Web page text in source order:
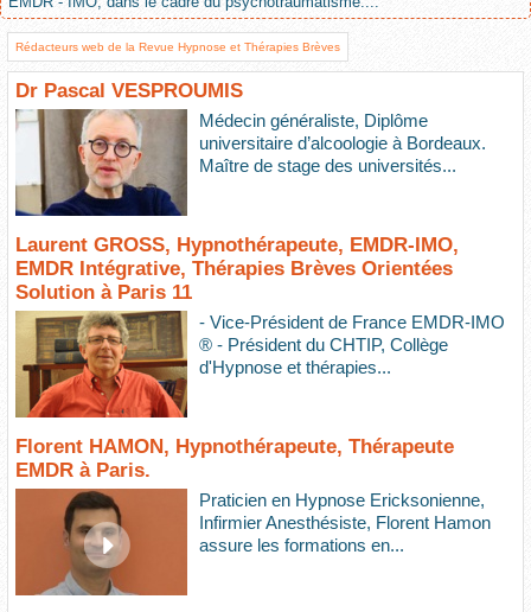
Rédacteurs web de la Revue Hypnose et Thérapies Brèves
Dr Pascal VESPROUMIS
Médecin généraliste, Diplôme
universitaire d’alcoologie à Bordeaux.
Maître de stage des universités...
Laurent GROSS, Hypnothérapeute, EMDR-IMO,
EMDR Intégrative, Thérapies Brèves Orientées
Solution à Paris 11
- Vice-Président de France EMDR-IMO
® - Président du CHTIP, Collège
d'Hypnose et thérapies...
Florent HAMON, Hypnothérapeute, Thérapeute
EMDR à Paris.
Praticien en Hypnose Ericksonienne,
Infirmier Anesthésiste, Florent Hamon
assure les formations en...